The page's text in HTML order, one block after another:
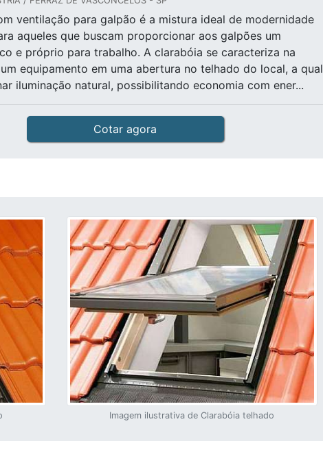
ventilação para galpão é a mistura ideal de modernidade
aqueles que buscam proporcionar aos galpões um
e próprio para trabalho. A clarabóia se caracteriza na
equipamento em uma abertura no telhado do local, a qual
iluminação natural, possibilitando economia com ener...
Cotar agora
Imagem ilustrativa de Clarabóia telhado